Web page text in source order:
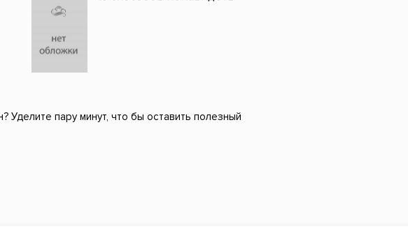
Уделите пару минут, что бы оставить полезный